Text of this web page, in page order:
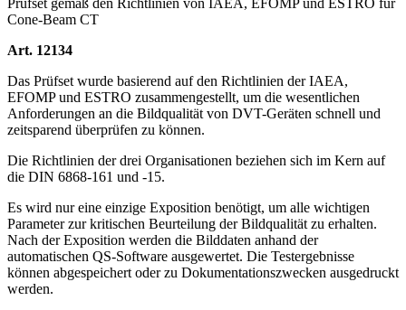
Cone-Beam CT
Art. 12134
Das Prüfset wurde basierend auf den Richtlinien der IAEA,
EFOMP und ESTRO zusammengestellt, um die wesentlichen
Anforderungen an die Bildqualität von DVT-Geräten schnell und
zeitsparend überprüfen zu können.
Die Richtlinien der drei Organisationen beziehen sich im Kern auf
die DIN 6868-161 und -15.
Es wird nur eine einzige Exposition benötigt, um alle wichtigen
Parameter zur kritischen Beurteilung der Bildqualität zu erhalten.
Nach der Exposition werden die Bilddaten anhand der
automatischen QS-Software ausgewertet. Die Testergebnisse
können abgespeichert oder zu Dokumentationszwecken ausgedruckt
werden.